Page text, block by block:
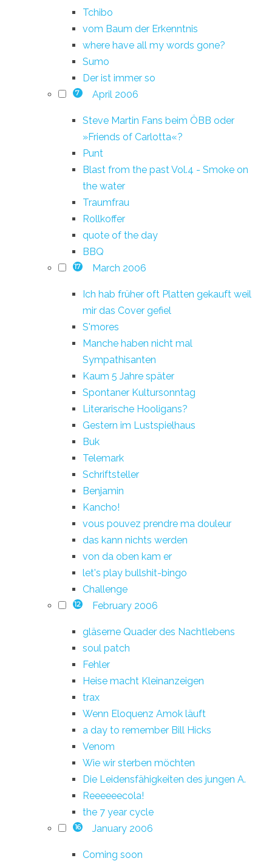
Tchibo
vom Baum der Erkenntnis
where have all my words gone?
Sumo
Der ist immer so
7 April 2006
Steve Martin Fans beim ÖBB oder
»Friends of Carlotta«?
Punt
Blast from the past Vol.4 - Smoke on
the water
Traumfrau
Rollkoffer
quote of the day
BBQ
17 March 2006
Ich hab früher oft Platten gekauft weil
mir das Cover gefiel
S'mores
Manche haben nicht mal
Sympathisanten
Kaum 5 Jahre später
Spontaner Kultursonntag
Literarische Hooligans?
Gestern im Lustspielhaus
Buk
Telemark
Schriftsteller
Benjamin
Kancho!
vous pouvez prendre ma douleur
das kann nichts werden
von da oben kam er
let's play bullshit-bingo
Challenge
12 February 2006
gläserne Quader des Nachtlebens
soul patch
Fehler
Heise macht Kleinanzeigen
trax
Wenn Eloquenz Amok läuft
a day to remember Bill Hicks
Venom
Wie wir sterben möchten
Die Leidensfähigkeiten des jungen A.
Reeeeeecola!
the 7 year cycle
16 January 2006
Coming soon